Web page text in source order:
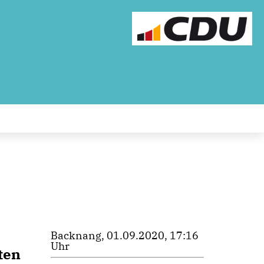
Backnang, 01.09.2020, 17:16
Uhr